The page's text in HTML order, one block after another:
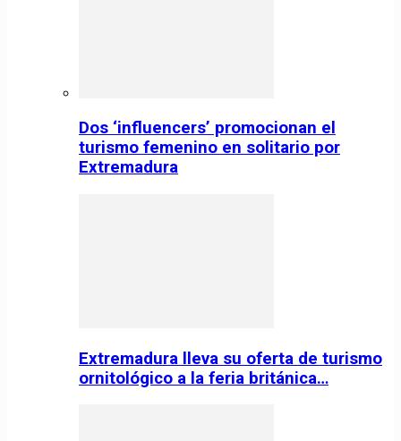
Dos ‘influencers’ promocionan el
turismo femenino en solitario por
Extremadura
Extremadura lleva su oferta de turismo
ornitológico a la feria británica…